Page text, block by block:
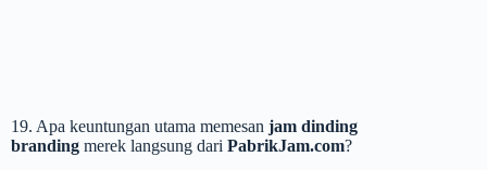
19. Apa keuntungan utama memesan jam dinding
branding merek langsung dari PabrikJam.com?